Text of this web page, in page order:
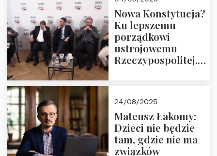
Nowa Konstytucja?
Ku lepszemu
porządkowi
ustrojowemu
Rzeczypospolitej.
24/08/2025
Mateusz Łakomy:
Dzieci nie będzie
tam, gdzie nie ma
związków